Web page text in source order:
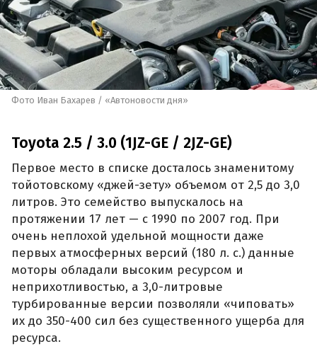
Фото Иван Бахарев / «Автоновости дня»
Toyota 2.5 / 3.0 (1JZ-GE / 2JZ-GE)
Первое место в списке досталось знаменитому
тойотовскому «джей-зету» объемом от 2,5 до 3,0
литров. Это семейство выпускалось на
протяжении 17 лет — с 1990 по 2007 год. При
очень неплохой удельной мощности даже
первых атмосферных версий (180 л. с.) данные
моторы обладали высоким ресурсом и
неприхотливостью, а 3,0-литровые
турбированные версии позволяли «чиповать»
их до 350-400 сил без существенного ущерба для
ресурса.